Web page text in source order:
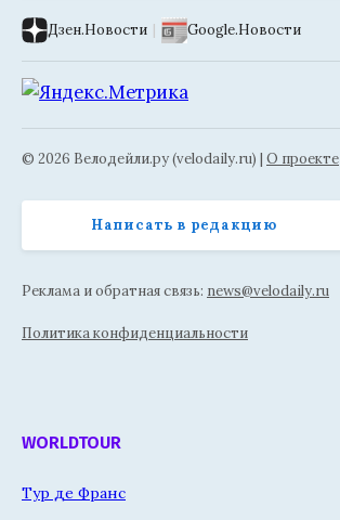
Дзен.Новости | Google.Новости
© 2026 Велодейли.ру (velodaily.ru) | О проекте
Написать в редакцию
Реклама и обратная связь: news@velodaily.ru
Политика конфиденциальности
WORLDTOUR
Тур де Франс